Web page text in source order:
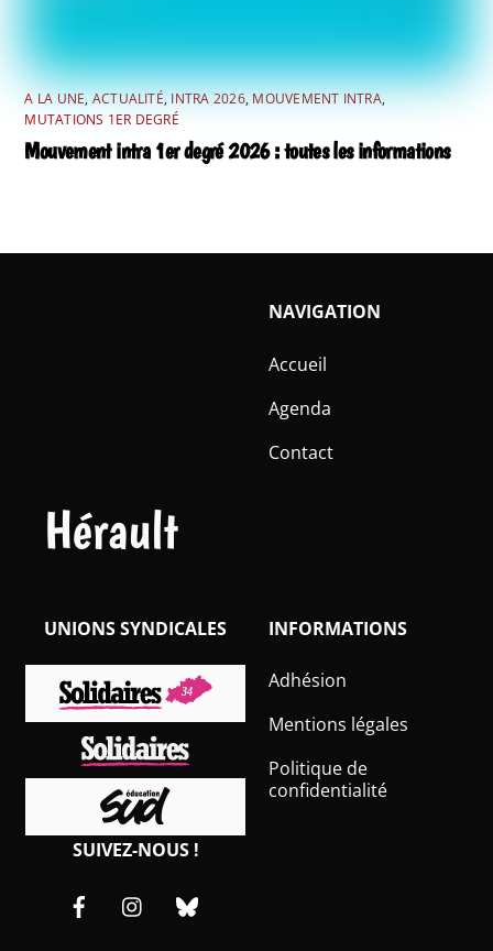
A LA UNE,ACTUALITÉ,INTRA 2026,MOUVEMENT INTRA,
MUTATIONS 1ER DEGRÉ
Mouvement intra 1er degré 2026 : toutes les informations
Hérault
NAVIGATION
Accueil
Agenda
Contact
INFORMATIONS
Adhésion
Mentions légales
Politique de
confidentialité
SUIVEZ-NOUS !
FacebookInstagram
UNIONS SYNDICALES